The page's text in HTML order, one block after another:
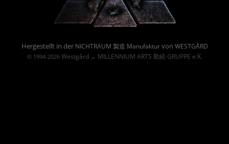
Hergestellt in der NICHTRAUM 製造 Manufakturvon WESTGÅRD
© 1994-2026 Westgård→ MILLENNIUM ARTS 勤続 GRUPPE e.K.
Powered By :